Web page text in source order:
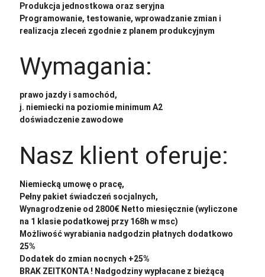
Produkcja jednostkowa oraz seryjna
Programowanie, testowanie, wprowadzanie zmian i
realizacja zleceń zgodnie z planem produkcyjnym
Wymagania:
prawo jazdy i samochód,
j. niemiecki na poziomie minimum A2
doświadczenie zawodowe
Nasz klient oferuje:
Niemiecką umowę o pracę,
Pełny pakiet świadczeń socjalnych,
Wynagrodzenie od 2800€ Netto miesięcznie (wyliczone
na 1 klasie podatkowej przy 168h w msc)
Możliwość wyrabiania nadgodzin płatnych dodatkowo
25%
Dodatek do zmian nocnych +25%
BRAK ZEITKONTA ! Nadgodziny wypłacane z bieżącą